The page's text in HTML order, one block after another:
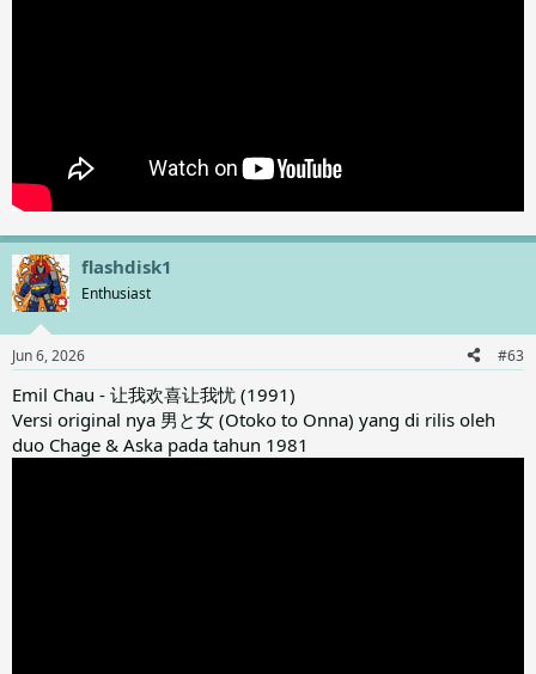
flashdisk1
Enthusiast
Jun 6, 2026 #63
Emil Chau - 让我欢喜让我忧 (1991)
Versi original nya 男と女 (Otoko to Onna) yang di rilis oleh
duo Chage & Aska pada tahun 1981